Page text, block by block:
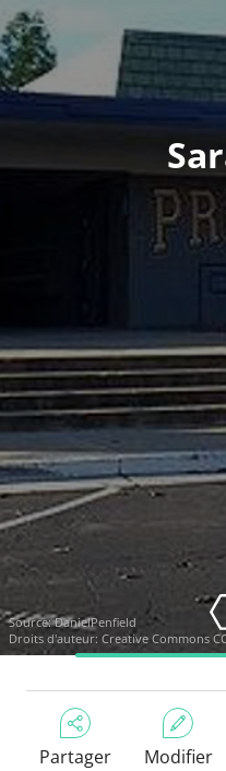
Source:DanielPenfield
Droits d'auteur: Creative Commons
Partager Modifier